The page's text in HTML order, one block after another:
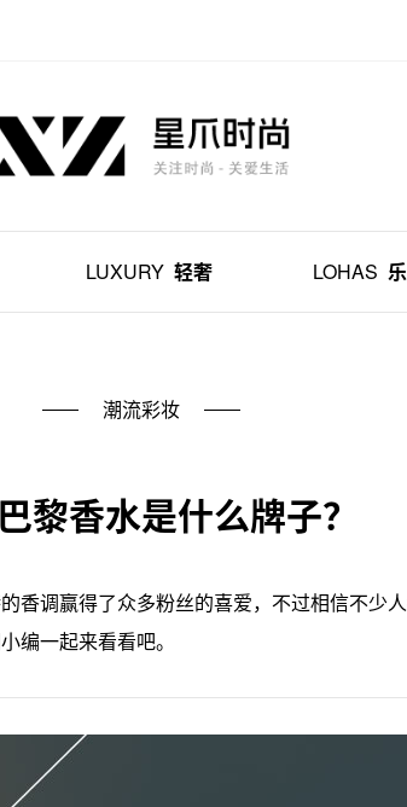
LUXURY 轻奢 LOHAS
潮流彩妆
黎香水是什么牌子？
香调赢得了众多粉丝的喜爱，不过相信不少
编一起来看看吧。